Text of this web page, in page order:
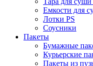
Емкости для
Лотки PS
Соусники
Пакеты
Бумажные
Курьерские
Пакеты из